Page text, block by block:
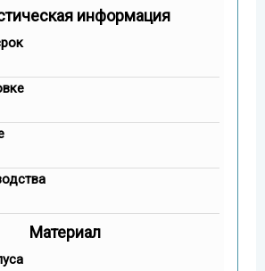
информация
Материал